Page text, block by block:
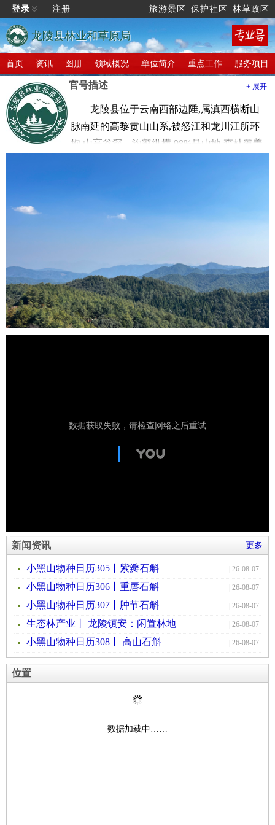
登录 注册 旅游景区 保护社区 林草政区
龙陵县林业和草原局
首页 资讯 图册 领域概况 单位简介 重点工作 服务项目
官号描述 + 展开
龙陵县位于云南西部边陲,属滇西横断山
脉南延的高黎贡山山系,被怒江和龙川江所环
抱,山高谷深、沟壑纵横,98%是山地,森林覆盖
新闻资讯 更多
小黑山物种日历305丨紫瓣石斛 | 26-08-07
小黑山物种日历306丨重唇石斛 | 26-08-07
小黑山物种日历307丨肿节石斛 | 26-08-07
生态林产业丨 龙陵镇安：闲置林地 | 26-08-07
小黑山物种日历308丨 高山石斛 | 26-08-07
位置
数据加载中……